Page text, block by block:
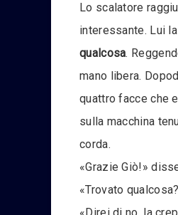
Lo scalatore
interessante. Lui
qualcosa.
mano libera.
quattro facce che
sulla macchina
corda.
«Grazie Giò!»
«Trovato